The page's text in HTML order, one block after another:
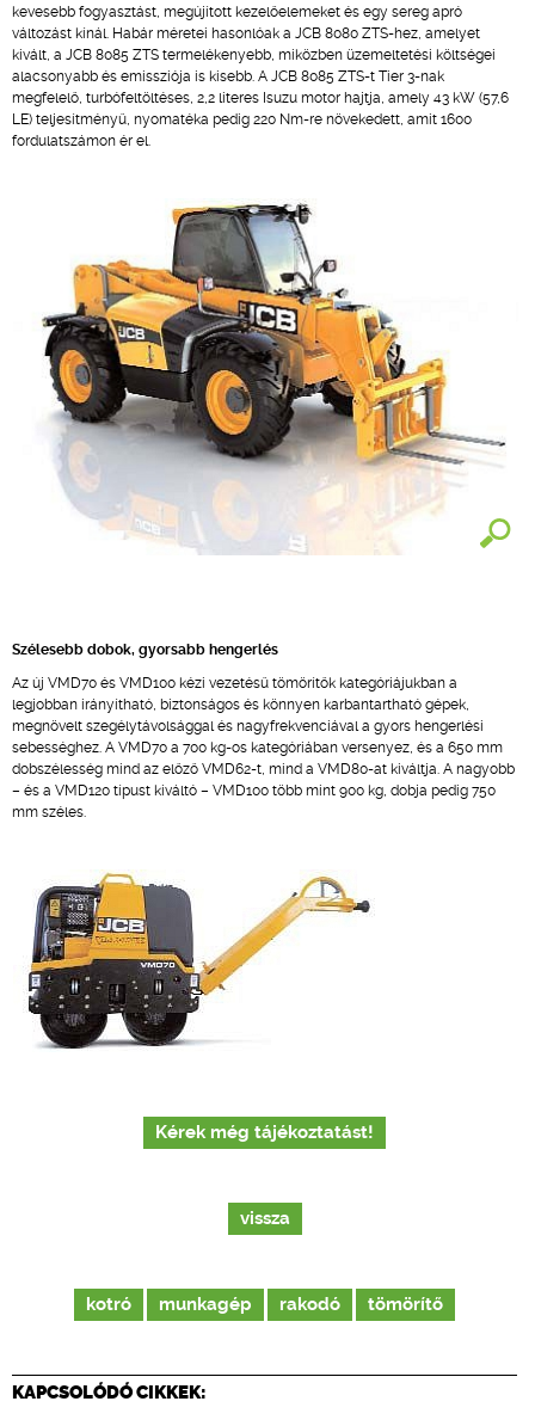
kevesebb fogyasztást, megújított kezelőelemeket és egy sereg apró
változást kínál. Habár méretei hasonlóak a JCB 8080 ZTS-hez, amelyet
kivált, a JCB 8085 ZTS termelékenyebb, miközben üzemeltetési költségei
alacsonyabb és emissziója is kisebb. A JCB 8085 ZTS-t Tier 3-nak
megfelelő, turbófeltöltéses, 2,2 literes Isuzu motor hajtja, amely 43 kW (57,6
LE) teljesítményű, nyomatéka pedig 220 Nm-re növekedett, amit 1600
fordulatszámon ér el.
Szélesebb dobok, gyorsabb hengerlés
Az új VMD70 és VMD100 kézi vezetésű tömörítők kategóriájukban a
legjobban irányítható, biztonságos és könnyen karbantartható gépek,
megnövelt szegélytávolsággal és nagyfrekvenciával a gyors hengerlési
sebességhez. A VMD70 a 700 kg-os kategóriában versenyez, és a 650 mm
dobszélesség mind az előző VMD62-t, mind a VMD80-at kiváltja. A nagyobb
– és a VMD120 típust kiváltó – VMD100 több mint 900 kg, dobja pedig 750
mm széles.
Kérek még tájékoztatást!
vissza
kotró munkagép rakodó tömörítő
KAPCSOLÓDÓ CIKKEK: